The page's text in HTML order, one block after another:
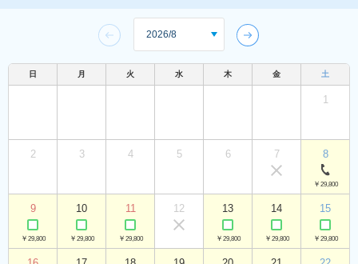
日 月 火 水 木 金 土
1
2 3 4 5 6 7 8
￥29,800
9
￥29,800
10
￥29,800
11
￥29,800
12 13
￥29,800
14
￥29,800
15
￥29,800